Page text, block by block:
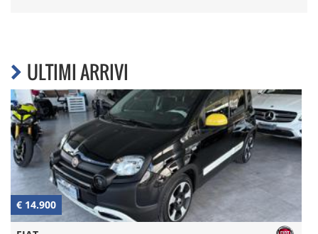
ULTIMI ARRIVI
€ 14.900